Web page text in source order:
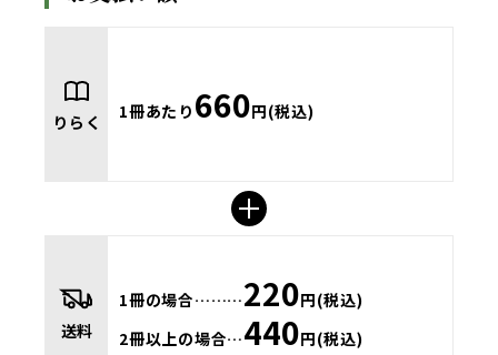
りらく
1冊あたり 660円(税込)
送料
1冊の場合………220円(税込)
2冊以上の場合…440円(税込)